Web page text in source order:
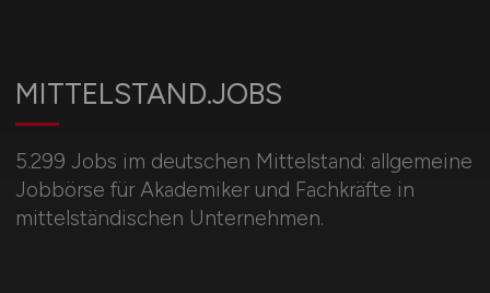
MITTELSTAND.JOBS
5.299 Jobs im deutschen Mittelstand: allgemeine
Jobbörse für Akademiker und Fachkräfte in
mittelständischen Unternehmen.